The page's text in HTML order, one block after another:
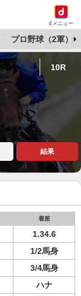
dメニュー
プロ野球（2軍）
10R
結果
着差
1.34.6
1/2馬身
3/4馬身
ハナ